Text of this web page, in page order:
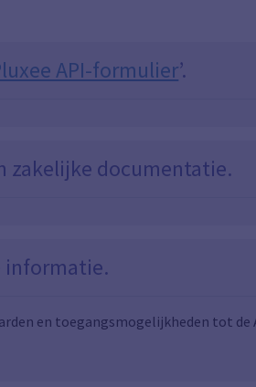
API-formulier’.
zakelijke documentatie.
informatie.
en toegangsmogelijkheden tot de